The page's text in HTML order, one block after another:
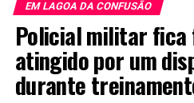
EM LAGOA DA CONFUSÃO
Policial militar fica
atingido por um
durante